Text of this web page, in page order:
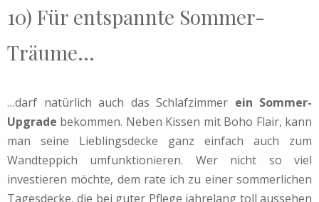
10) Für entspannte Sommer-
Träume…
…darf natürlich auch das Schlafzimmer ein Sommer-
Upgrade bekommen. Neben Kissen mit Boho Flair, kann
man seine Lieblingsdecke ganz einfach auch zum
Wandteppich umfunktionieren. Wer nicht so viel
investieren möchte, dem rate ich zu einer sommerlichen
Tagesdecke, die bei guter Pflege jahrelang toll aussehen